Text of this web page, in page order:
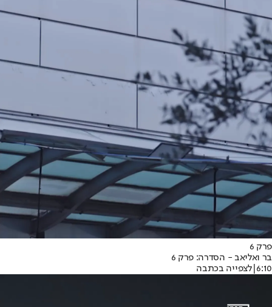
פרק 6
בר ואליאב - הסדרה: פרק 6
6:10
|לצפייה בכתבה